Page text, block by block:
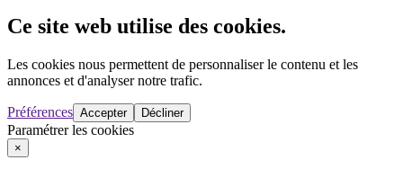
Ce site web utilise des cookies.
Les cookies nous permettent de personnaliser le contenu et les
annonces et d'analyser notre trafic.
Préférences Accepter Décliner
Paramétrer les cookies
×